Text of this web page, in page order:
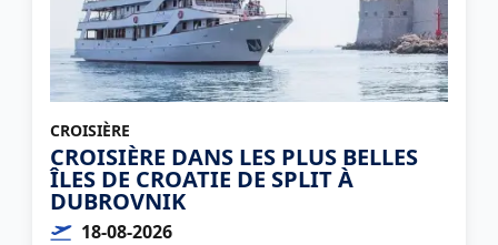
CROISIÈRE
CROISIÈRE DANS LES PLUS BELLES
ÎLES DE CROATIE DE SPLIT À
DUBROVNIK
18-08-2026